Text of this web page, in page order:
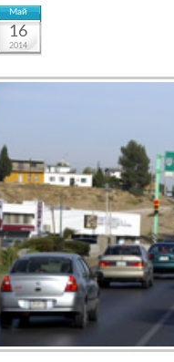
Май
16
2014